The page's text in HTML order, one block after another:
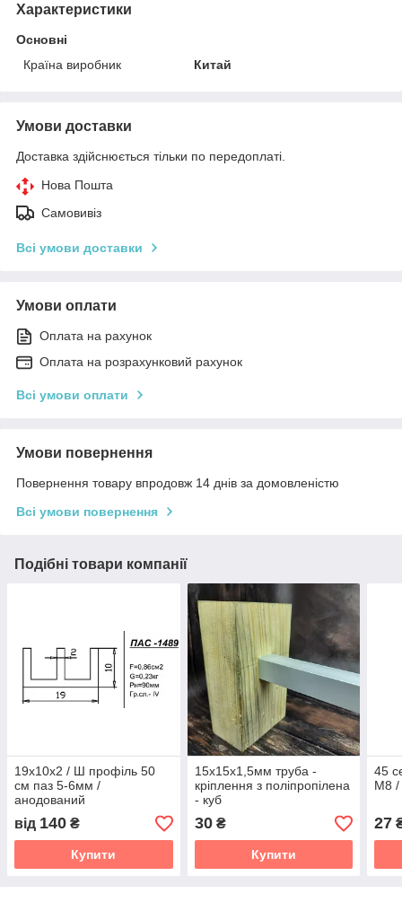
Характеристики
Основні
Країна виробник
Китай
Умови доставки
Доставка здійснюється тільки по передоплаті.
Нова Пошта
Самовивіз
Всі умови доставки
Умови оплати
Оплата на рахунок
Оплата на розрахунковий рахунок
Всі умови оплати
Умови повернення
Повернення товару впродовж 14 днів за домовленістю
Всі умови повернення
Подібні товари компанії
19х10х2 / Ш профіль 50
см паз 5-6мм /
анодований
від 140 ₴
Купити
15х15х1,5мм труба -
кріплення з поліпропілена
- куб
30₴
Купити
45
М8 /
27